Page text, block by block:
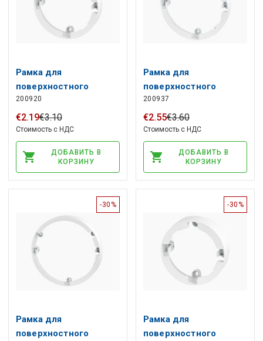
Рамка для
поверхностного
монтажа светильника
MOLLY 12W круглая
200920
€2.19€3.10
Стоимость с НДС
ДОБАВИТЬ В
КОРЗИНУ
Рамка для
поверхностного
монтажа светильника
MOLLY 18W круглая
200937
€2.55€3.60
Стоимость с НДС
ДОБАВИТЬ В
КОРЗИНУ
-30%
Рамка для
поверхностного
-30%
Рамка для
поверхностного